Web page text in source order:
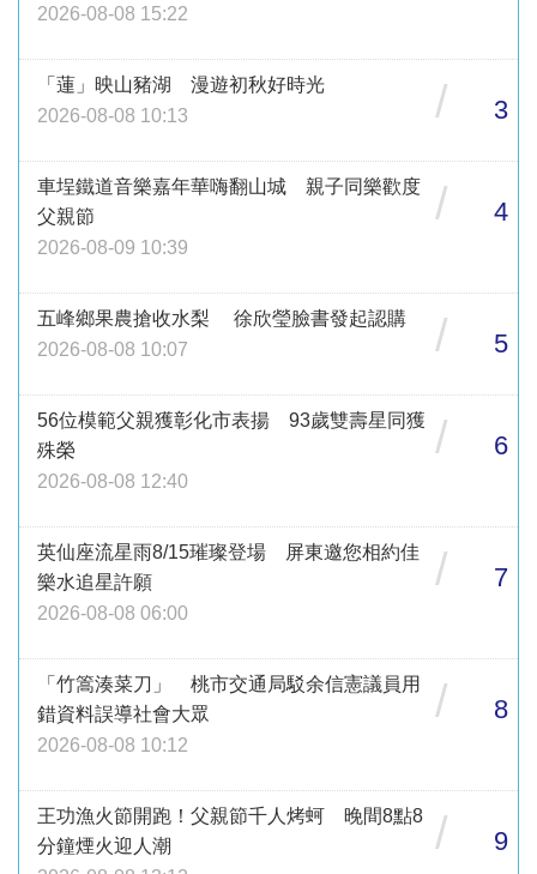
2026-08-08 15:22
「蓮」映山豬湖 漫遊初秋好時光
2026-08-08 10:13
/ 3
車埕鐵道音樂嘉年華嗨翻山城 親子同樂歡度
父親節
2026-08-09 10:39
/ 4
五峰鄉果農搶收水梨 徐欣瑩臉書發起認購
2026-08-08 10:07
/ 5
56位模範父親獲彰化市表揚 93歲雙壽星同獲
殊榮
2026-08-08 12:40
/ 6
英仙座流星雨8/15璀璨登場 屏東邀您相約佳
樂水追星許願
2026-08-08 06:00
/ 7
「竹篙湊菜刀」 桃市交通局駁余信憲議員用
錯資料誤導社會大眾
2026-08-08 10:12
/ 8
王功漁火節開跑！父親節千人烤蚵 晚間8點8
分鐘煙火迎人潮
/ 9